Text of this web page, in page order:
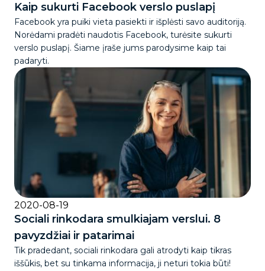
Kaip sukurti Facebook verslo puslapį
Facebook yra puiki vieta pasiekti ir išplėsti savo auditoriją.
Norėdami pradėti naudotis Facebook, turėsite sukurti
verslo puslapį. Šiame įraše jums parodysime kaip tai
padaryti.
2020-08-19
Sociali rinkodara smulkiajam verslui. 8
pavyzdžiai ir patarimai
Tik pradedant, sociali rinkodara gali atrodyti kaip tikras
iššūkis, bet su tinkama informacija, ji neturi tokia būti!